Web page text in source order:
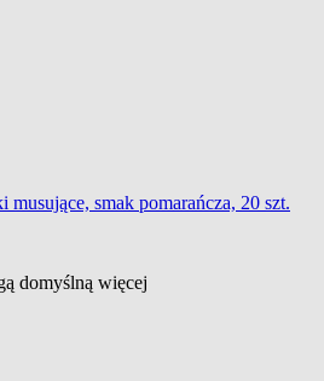
smak pomarańcza, 20 szt.
domyślną więcej